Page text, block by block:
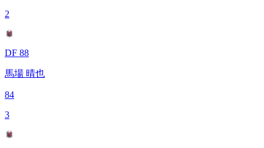
2
DF 88
馬場 晴也
84
3